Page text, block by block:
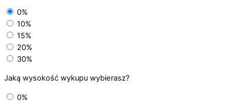
0%
10%
15%
20%
30%
Jaką wysokość wykupu wybierasz?
0%